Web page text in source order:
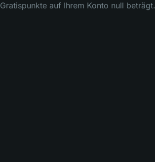
Gratispunkte auf Ihrem Konto null beträgt.